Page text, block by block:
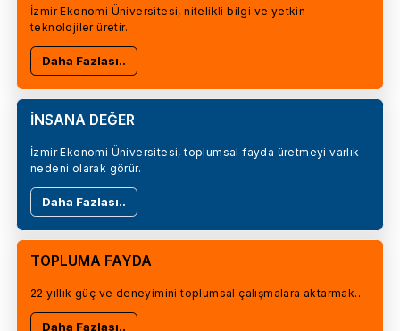
İzmir Ekonomi Üniversitesi, nitelikli bilgi ve yetkin
teknolojiler üretir.
Daha Fazlası..
İNSANA DEĞER
İzmir Ekonomi Üniversitesi, toplumsal fayda üretmeyi varlık
nedeni olarak görür.
Daha Fazlası..
TOPLUMA FAYDA
22 yıllık güç ve deneyimini toplumsal çalışmalara aktarmak..
Daha Fazlası..